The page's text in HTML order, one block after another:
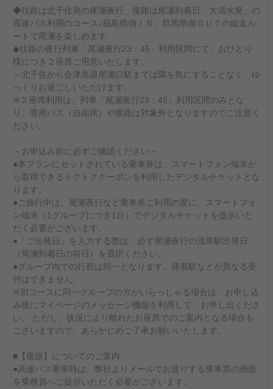
◆往路は北千住発の尾瀬夜行、復路は尾瀬到着日「大清水発」の
高速バス利用のコース♪福島県側ＩＮ、群馬県側ＯＵＴの縦走ル
ートで尾瀬を楽しめます
◆往路の夜行列車「尾瀬夜行23：45」利用区間にて、おひとり
様につき２座席ご用意いたします。
～北千住から会津高原尾瀬口駅までは隣を気にすることなく、ゆ
っくりお過ごしいただけます。
※２座席利用は、列車「尾瀬夜行23：45」利用区間のみとな
り、専用バス（自由席）や復路は対象外となりますのでご注意く
ださい。
～お申込み前に必ずご確認ください～
●本プランにセットされている乗車券は、スマートフォン端末か
ら取得できるトクトククーポンを利用したデジタルチケットとな
ります。
●ご旅行中は、尾瀬夜行など乗車券ご利用の度に、スマートフォ
ン端末（1グループにつき1台）でデジタルチケットを提示いた
だく必要がございます。
●「ご出発日」を入力する際は、必ず尾瀬夜行の浅草駅出発日
（尾瀬到着日の前日）を選択ください。
●グループ内での行程は同一となります。発着駅などが異なる受
付はできません。
※別コースに同一グループの方がいらっしゃる場合は、お申し込
み後にマイページのメッセージ機能を利用して、お申し出くださ
い。 ただし、状況により離れたお座席でのご案内となる場合も
ございますので、あらかじめご了承お願いいたします。
■【復路】についてのご案内
●高速バス乗車時は、弊社よりメールでお送りする乗車票の画面
を乗務員へご提示いただく必要がございます。